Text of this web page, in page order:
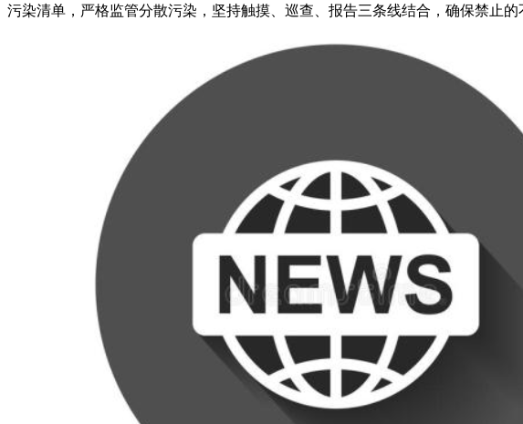
污染清单，严格监管分散污染，坚持触摸、巡查、报告三条线结合，确保禁止